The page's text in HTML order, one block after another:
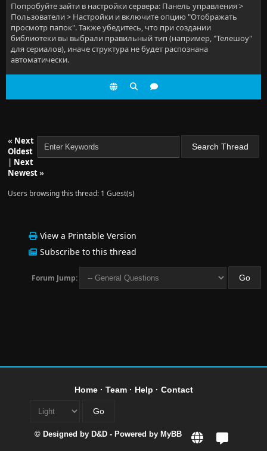
Попробуйте зайти в настройки сервера: Панель управления >
Пользователи > Настройки и включите опцию "Отображать
просмотр папок". Также убедитесь, что при создании
библиотеки вы выбрали правильный тип (например, "Телешоу"
для сериалов), иначе структура не будет распознана
автоматически.
« Next
Oldest
| Next
Newest»
Users browsing this thread: 1 Guest(s)
View a Printable Version
Subscribe to this thread
Forum Jump:
Home· Team· Help · Contact
© Designed by D&D - Powered by MyBB